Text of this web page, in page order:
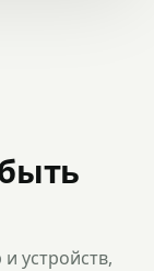
устройств,